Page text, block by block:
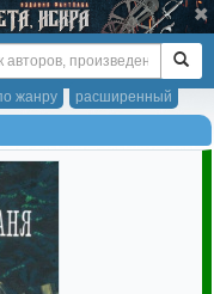
расширенный
жанру